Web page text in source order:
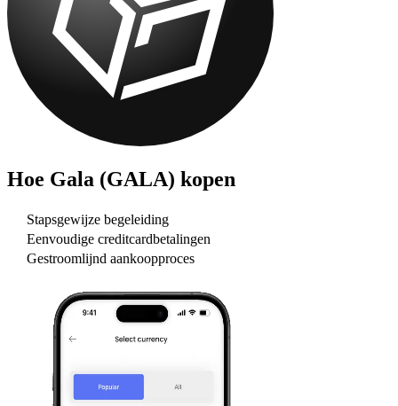
Hoe Gala (GALA) kopen
Stapsgewijze begeleiding
Eenvoudige creditcardbetalingen
Gestroomlijnd aankoopproces